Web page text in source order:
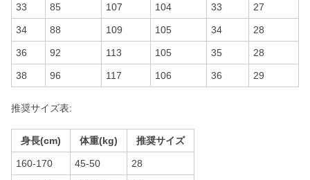
33 85 107 104 33 27
34 88 109 105 34 28
36 92 113 105 35 28
38 96 117 106 36 29
推奨サイズ表:
身長(cm) 体重(kg) 推奨サイズ
160-170 45-50 28